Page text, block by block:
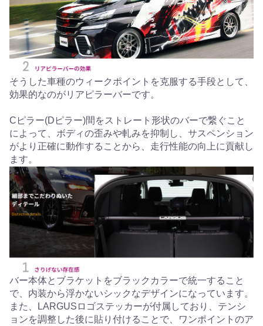
そうした車種のウィークポイントを克服する手段として、
効果的なのがリアピラーバーです。
Cピラー(Dピラー)間をストレート形状のバーで繋ぐこと
によって、ボディの歪みや軋みを抑制し、サスペンション
がより正確に動作することから、走行性能の向上に貢献し
ます。
バー本体とブラケットをブラックカラーで統一すること
で、内装から浮かないシックなデザインになっています。
また、LARGUSロゴステッカーが付属しており、テンシ
ョンを調整した後に貼り付けることで、ワンポイントのア